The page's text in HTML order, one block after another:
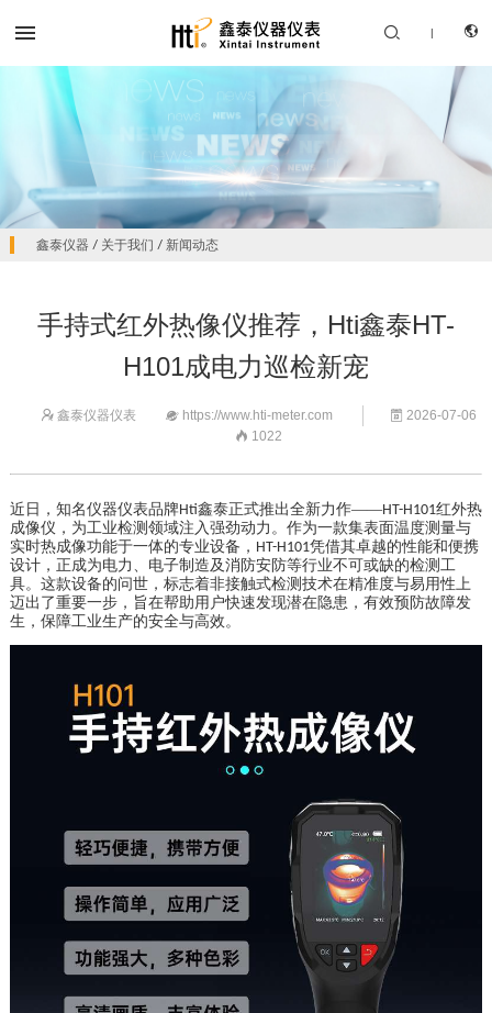
产品中心
服务支持
关于我们
联系我们
 | 
鑫泰仪器 / 关于我们 / 新闻动态
手持式红外热像仪推荐，Hti鑫泰HT-
H101成电力巡检新宠
 鑫泰仪器仪表  https://www.hti-meter.com  2026-07-06
 1022
近日，知名仪器仪表品牌Hti鑫泰正式推出全新力作——HT-H101红外热
成像仪，为工业检测领域注入强劲动力。作为一款集表面温度测量与
实时热成像功能于一体的专业设备， HT-H101凭借其卓越的性能和便携
设计，正成为电力、电子制造及消防安防等行业不可或缺的检测工
具。这款设备的问世，标志着非接触式检测技术在精准度与易用性上
迈出了重要一步，旨在帮助用户快速发现潜在隐患，有效预防故障发
生，保障工业生产的安全与高效。